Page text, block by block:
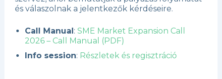
és válaszolnak a jelentkezők kérdéseire.
Call Manual :SME Market Expansion Call
2026 – Call Manual (PDF)
Info session: Részletek és regisztráció